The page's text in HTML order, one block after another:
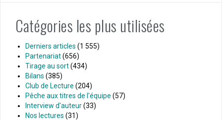
Catégories les plus utilisées
Derniers articles (1 555)
Partenariat(656)
Tirage au sort(434)
Bilans (385)
Club de Lecture (204)
Pêche aux titres de l'équipe (57)
Interview d'auteur(33)
Nos lectures (31)